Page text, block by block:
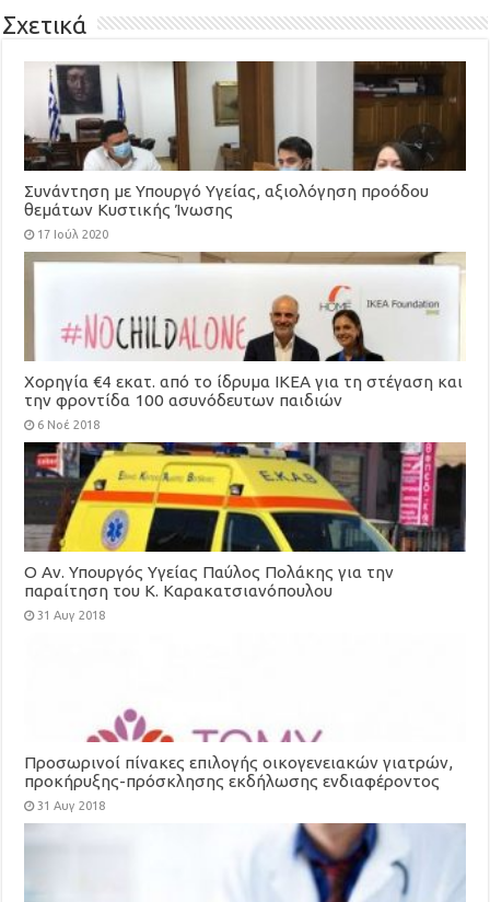
Σχετικά
Συνάντηση με Υπουργό Υγείας, αξιολόγηση προόδου
θεμάτων Κυστικής Ίνωσης
17 Ιούλ 2020
Χορηγία €4 εκατ. από το ίδρυμα ΙΚΕΑ για τη στέγαση και
την φροντίδα 100 ασυνόδευτων παιδιών
6 Νοέ 2018
Ο Αν. Υπουργός Υγείας Παύλος Πολάκης για την
παραίτηση του Κ. Καρακατσιανόπουλου
31 Αυγ 2018
Προσωρινοί πίνακες επιλογής οικογενειακών γιατρών,
προκήρυξης-πρόσκλησης εκδήλωσης ενδιαφέροντος
για τη στελέχωση των Τοπικών Μονάδων Υγείας
(ΤΟΜΥ)
31 Αυγ 2018